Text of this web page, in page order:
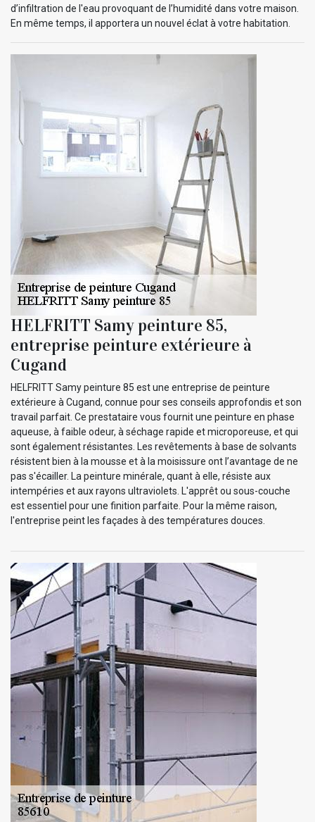
d’infiltration de l'eau provoquant de l’humidité dans votre maison.
En même temps, il apportera un nouvel éclat à votre habitation.
HELFRITT Samy peinture 85,
entreprise peinture extérieure à
Cugand
HELFRITT Samy peinture 85 est une entreprise de peinture
extérieure à Cugand, connue pour ses conseils approfondis et son
travail parfait. Ce prestataire vous fournit une peinture en phase
aqueuse, à faible odeur, à séchage rapide et microporeuse, et qui
sont également résistantes. Les revêtements à base de solvants
résistent bien à la mousse et à la moisissure ont l’avantage de ne
pas s'écailler. La peinture minérale, quant à elle, résiste aux
intempéries et aux rayons ultraviolets. L'apprêt ou sous-couche
est essentiel pour une finition parfaite. Pour la même raison,
l'entreprise peint les façades à des températures douces.